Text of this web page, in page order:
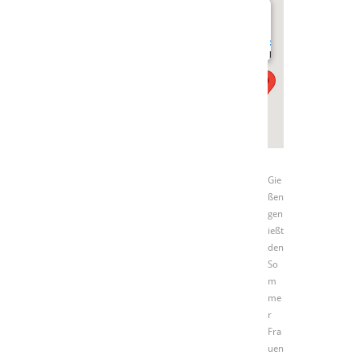
Stadtkirchenturm
Kirchenplatz
Gie
ßen
gen
ießt
den
So
m
me
r
Fra
uen